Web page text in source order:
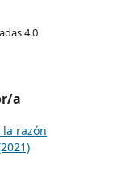
4.0
a
razón